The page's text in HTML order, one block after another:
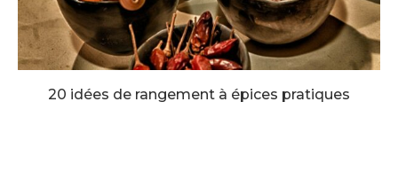
20 idées de rangement à épices pratiques